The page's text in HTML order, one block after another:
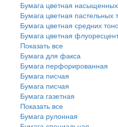
Бумага цветная
Бумага цветная пастельных
Бумага цветная средних
Бумага цветная
Показать все
Бумага для факса
Бумага перфорированная
Бумага писчая
Бумага писчая
Бумага газетная
Показать все
Бумага рулонная